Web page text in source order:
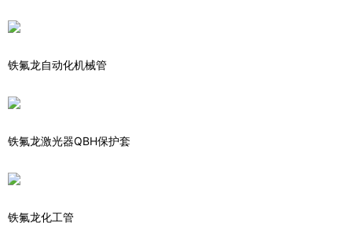
铁氟龙自动化机械管
铁氟龙激光器QBH保护套
铁氟龙化工管